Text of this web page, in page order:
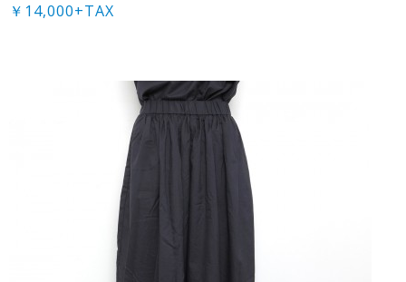
￥14,000+TAX